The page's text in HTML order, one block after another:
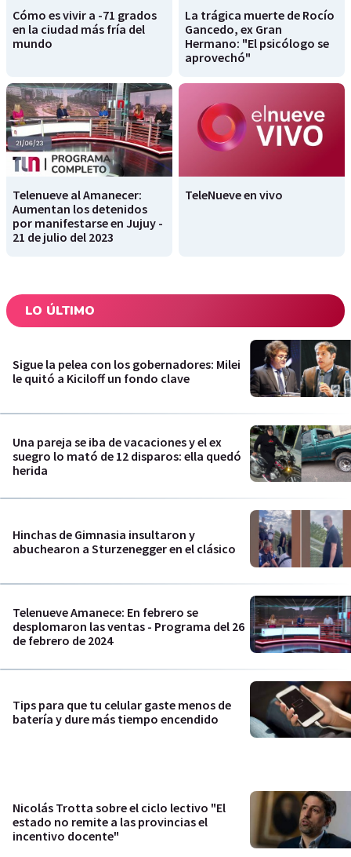
Cómo es vivir a -71 grados
en la ciudad más fría del
mundo
La trágica muerte de Rocío
Gancedo, ex Gran
Hermano: "El psicólogo se
aprovechó"
Telenueve al Amanecer:
Aumentan los detenidos
por manifestarse en Jujuy -
21 de julio del 2023
TeleNueve en vivo
LO ÚLTIMO
Sigue la pelea con los gobernadores: Milei
le quitó a Kiciloff un fondo clave
Una pareja se iba de vacaciones y el ex
suegro lo mató de 12 disparos: ella quedó
herida
Hinchas de Gimnasia insultaron y
abuchearon a Sturzenegger en el clásico
Telenueve Amanece: En febrero se
desplomaron las ventas - Programa del 26
de febrero de 2024
Tips para que tu celular gaste menos de
batería y dure más tiempo encendido
Nicolás Trotta sobre el ciclo lectivo "El
estado no remite a las provincias el
incentivo docente"